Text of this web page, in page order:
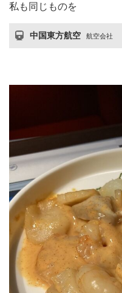
私も同じものを
中国東方航空 航空会社